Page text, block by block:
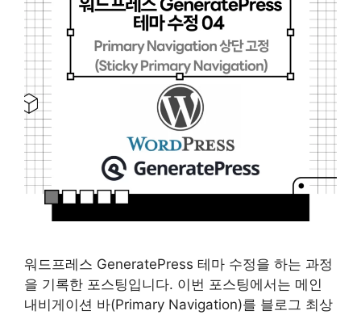
워드프레스 GeneratePress 테마 수정을 하는 과정
을 기록한 포스팅입니다. 이번 포스팅에서는 메인
내비게이션 바(Primary Navigation)를 블로그 최상